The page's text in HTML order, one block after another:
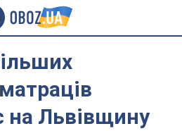
на Львівщину